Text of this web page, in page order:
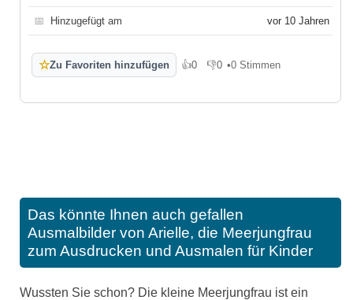
📅 Hinzugefügt am vor 10 Jahren
☆Zu Favoriten hinzufügen 👍0
Gefällt mir
👎0
Gefällt mir nicht
•0 Stimmen
Das könnte Ihnen auch gefallen
Ausmalbilder von Arielle, die Meerjungfrau
zum Ausdrucken und Ausmalen für Kinder
Wussten Sie schon? Die kleine Meerjungfrau ist ein